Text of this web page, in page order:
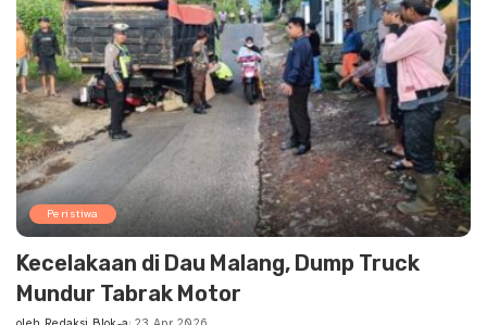
Peristiwa
Kecelakaan di Dau Malang, Dump Truck
Mundur Tabrak Motor